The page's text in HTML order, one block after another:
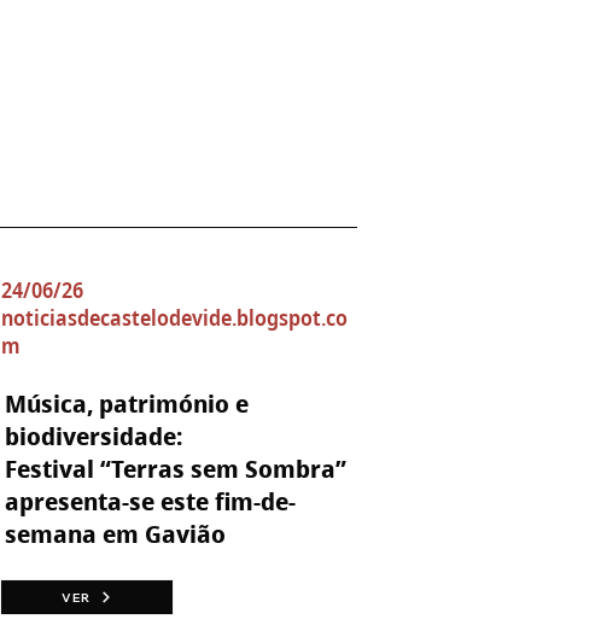
24/06/26
noticiasdecastelodevide.blogspot.co
m
Música, património e
biodiversidade:
Festival “Terras sem Sombra”
apresenta-se este fim-de-
semana em Gavião
VER